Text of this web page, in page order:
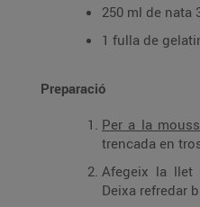
250 ml de nata
1 fulla de
Preparació
Per a la
trencada en
Afegeix la llet
Deixa refredar